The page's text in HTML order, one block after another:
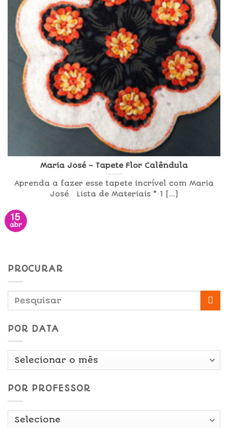
Maria José – Tapete Flor Calêndula
Aprenda a fazer esse tapete incrível com Maria
José Lista de Materiais * 1 [...]
15
abr
PROCURAR
POR DATA
Por
POR PROFESSOR